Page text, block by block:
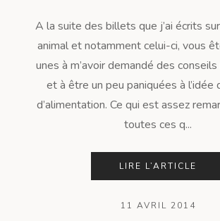
A la suite des billets que j’ai écrits
animal et notamment celui-ci, vous
unes à m’avoir demandé des
et à être un peu paniquées à l’idée
d’alimentation. Ce qui est assez
toutes ces q...
LIRE L’ARTICLE
11 AVRIL 2014